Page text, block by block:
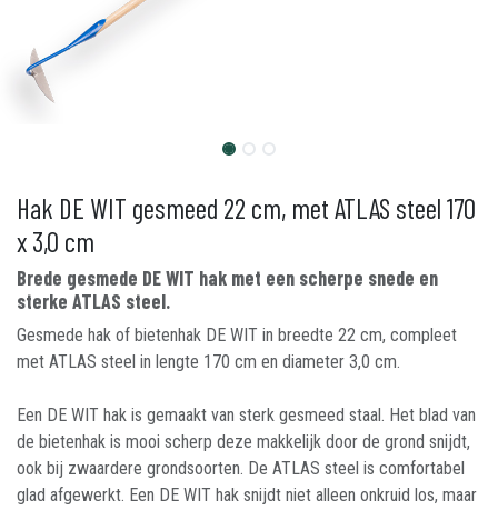
Hak DE WIT gesmeed 22 cm, met ATLAS steel 170
x 3,0 cm
Brede gesmede DE WIT hak met een scherpe snede en
sterke ATLAS steel.
Gesmede hak of bietenhak DE WIT in breedte 22 cm, compleet
met ATLAS steel in lengte 170 cm en diameter 3,0 cm.
Een DE WIT hak is gemaakt van sterk gesmeed staal. Het blad van
de bietenhak is mooi scherp deze makkelijk door de grond snijdt,
ook bij zwaardere grondsoorten. De ATLAS steel is comfortabel
glad afgewerkt. Een DE WIT hak snijdt niet alleen onkruid los, maar